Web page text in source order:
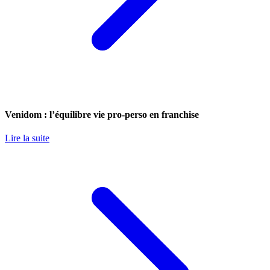
Venidom : l’équilibre vie pro-perso en franchise
Lire la suite